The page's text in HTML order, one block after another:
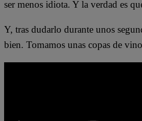
ser menos idiota. Y la verdad es
Y, tras dudarlo durante unos
bien. Tomamos unas copas de